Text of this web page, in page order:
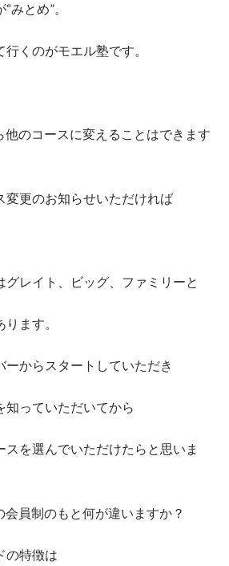
とめ”。
くのがモエル塾です。
他のコースに変えることはできます
変更のお知らせいただければ
レイト、ビッグ、ファミリーと
ます。
からスタートしていただき
っていただいてから
を選んでいただけたらと思いま
会員制のもと何が違いますか？
の特徴は